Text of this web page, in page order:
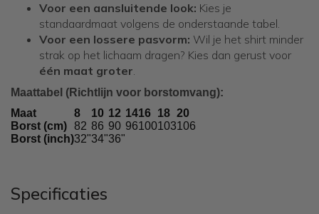
Voor een aansluitende look: Kies je
standaardmaat volgens de onderstaande tabel.
Voor een lossere pasvorm: Wil je het shirt minder
strak op het lichaam dragen? Kies dan gerust voor
één maat groter.
Maattabel (Richtlijn voor borstomvang):
Maat
8 10 12 1416 18 20
Borst (cm) 82 86 90 96100103106
Borst (inch)32"34"36"
Specificaties